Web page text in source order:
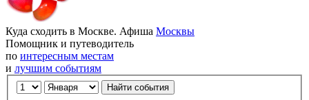
Куда сходить в Москве. Афиша Москвы
Помощник и путеводитель
по интересным местам
и лучшим событиям